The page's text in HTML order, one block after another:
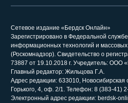
Сетевое издание «Бердск Онлайн»
Зарегистрировано в Федеральной
информационных технологий и
(Роскомнадзор). Свидетельство о
73887 от 19.10.2018 г. Учредитель:
Главный редактор: Жильцова Г.А.
Адрес редакции: 633010, Новосибирская
Горького, 4, оф. 2/1. Телефон: 8 (383-41)
Электронный адрес редакции: berdsk-